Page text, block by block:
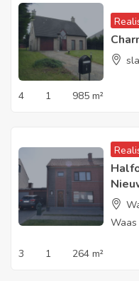
4 1 985 m²
Waas
3 1 264 m²